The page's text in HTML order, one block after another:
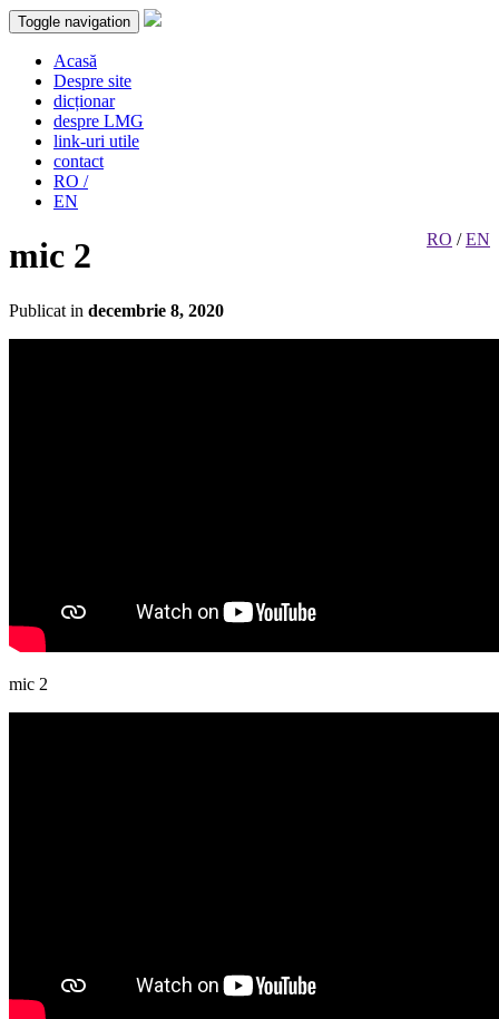
Toggle navigation
Acasă
Despre site
dicționar
despre LMG
link-uri utile
contact
RO /
EN
RO /EN
mic 2
Publicat in decembrie 8, 2020
mic 2